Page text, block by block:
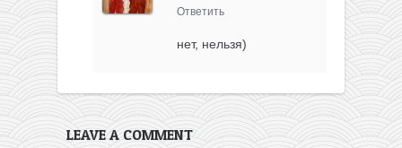
Ответить
нет, нельзя)
LEAVE A COMMENT